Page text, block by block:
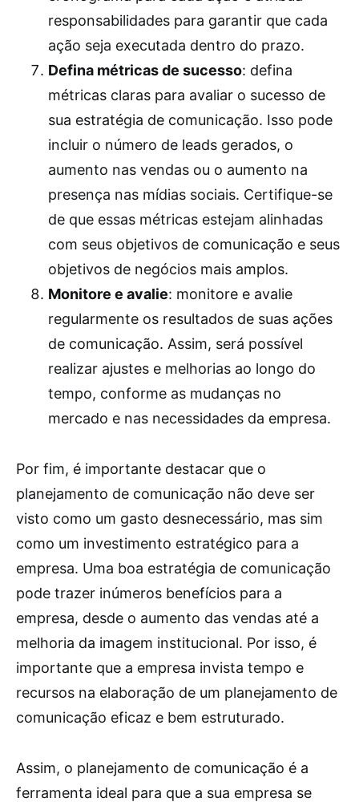
responsabilidades para garantir que cada
ação seja executada dentro do prazo.
Defina métricas de sucesso: defina
métricas claras para avaliar o sucesso de
sua estratégia de comunicação. Isso pode
incluir o número de leads gerados, o
aumento nas vendas ou o aumento na
presença nas mídias sociais. Certifique-se
de que essas métricas estejam alinhadas
com seus objetivos de comunicação e seus
objetivos de negócios mais amplos.
Monitore e avalie: monitore e avalie
regularmente os resultados de suas ações
de comunicação. Assim, será possível
realizar ajustes e melhorias ao longo do
tempo, conforme as mudanças no
mercado e nas necessidades da empresa.
Por fim, é importante destacar que o
planejamento de comunicação não deve ser
visto como um gasto desnecessário, mas sim
como um investimento estratégico para a
empresa. Uma boa estratégia de comunicação
pode trazer inúmeros benefícios para a
empresa, desde o aumento das vendas até a
melhoria da imagem institucional. Por isso, é
importante que a empresa invista tempo e
recursos na elaboração de um planejamento de
comunicação eficaz e bem estruturado.
Assim, o planejamento de comunicação é a
ferramenta ideal para que a sua empresa se